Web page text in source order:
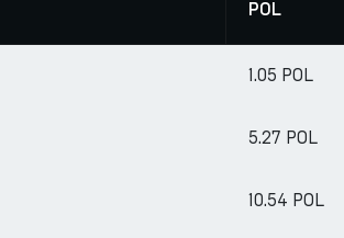
POL
1.05 POL
5.27 POL
10.54 POL